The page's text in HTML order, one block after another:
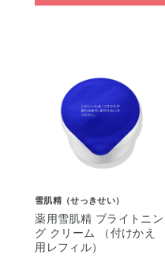
雪肌精（せっきせい）
薬用雪肌精 ブライトニン
グ クリーム （付けかえ
用レフィル）